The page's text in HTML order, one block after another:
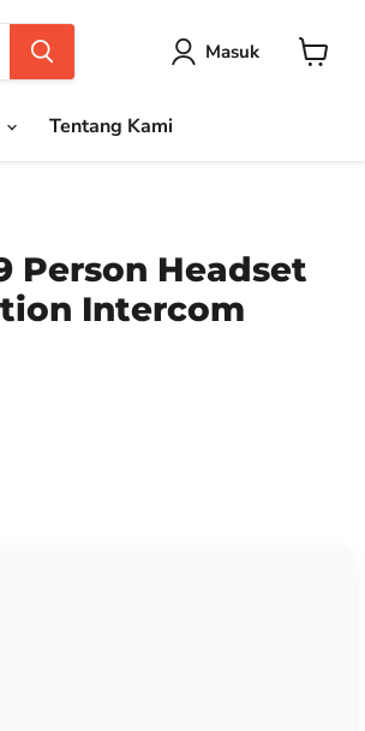
Masuk
Tentang Kami
Person Headset
Intercom